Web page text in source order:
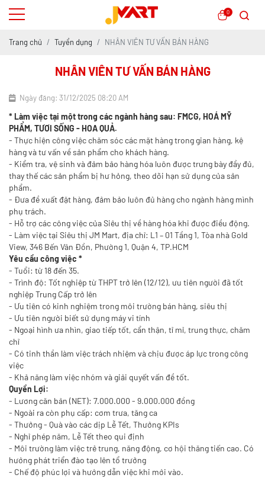
0
Trang chủ Tuyển dụng NHÂN VIÊN TƯ VẤN BÁN HÀNG
NHÂN VIÊN TƯ VẤN BÁN HÀNG
Ngày đăng: 31/12/2025 08:20 AM
* Làm việc tại một trong các ngành hàng sau: FMCG, HOÁ MỸ
PHẨM, TƯƠI SỐNG - HOA QUẢ.
- Thực hiện công việc chăm sóc các mặt hàng trong gian hàng, kệ
hàng và tư vấn về sản phẩm cho khách hàng.
- Kiểm tra, vệ sinh và đảm bảo hàng hóa luôn được trưng bày đầy đủ,
thay thế các sản phẩm bị hư hỏng, theo dõi hạn sử dụng của sản
phẩm.
- Đưa đề xuất đặt hàng, đảm bảo luôn đủ hàng cho ngành hàng mình
phụ trách.
- Hỗ trợ các công việc của Siêu thị về hàng hóa khi được điều động.
- Làm việc tại Siêu thị JM Mart, địa chỉ: L1 – 01 Tầng 1, Tòa nhà Gold
View, 346 Bến Vân Đồn, Phường 1, Quận 4, TP.HCM
Yêu cầu công việc *
- Tuổi: từ 18 đến 35.
- Trình độ: Tốt nghiệp từ THPT trở lên (12/12), ưu tiên người đã tốt
nghiệp Trung Cấp trở lên
- Ưu tiên có kinh nghiệm trong môi trường bán hàng, siêu thị
- Ưu tiên người biết sử dụng máy vi tính
- Ngoại hình ưa nhìn, giao tiếp tốt, cẩn thận, tỉ mỉ, trung thực, chăm
chỉ
- Có tinh thần làm việc trách nhiệm và chịu được áp lực trong công
việc
- Khả năng làm việc nhóm và giải quyết vấn đề tốt.
Quyền Lợi:
- Lương căn bản (NET): 7.000.000 - 9.000.000 đồng
- Ngoài ra còn phụ cấp: cơm trưa, tăng ca
- Thưởng - Quà vào các dịp Lễ Tết, Thưởng KPIs
- Nghỉ phép năm, Lễ Tết theo qui định
- Môi trường làm việc trẻ trung, năng động, cơ hội thăng tiến cao. Có
hướng phát triển đào tạo lên tổ trưởng
- Chế độ phúc lợi và hướng dẫn việc khi mới vào.